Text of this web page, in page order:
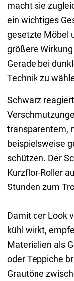
macht sie
ein wichtiges
gesetzte Möbel
größere
Gerade bei
Technik zu
Schwarz
transparentem,
beispielsweise
schützen. Der
Kurzflor-Roller
Stunden zum
Damit der Look
kühl wirkt,
Materialien als
oder Teppiche
Grautöne